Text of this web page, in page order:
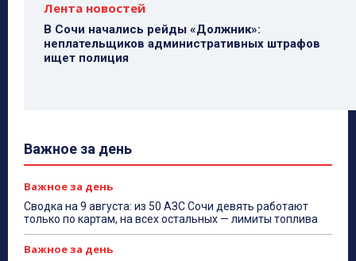
Лента новостей
В Сочи начались рейды «Должник»:
неплательщиков административных штрафов
ищет полиция
Важное за день
Важное за день
Сводка на 9 августа: из 50 АЗС Сочи девять работают
только по картам, на всех остальных — лимиты топлива
Важное за день